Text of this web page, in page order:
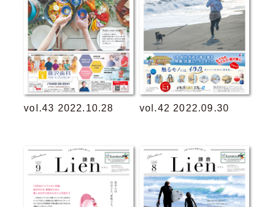
vol.43 2022.10.28 vol.42 2022.09.30